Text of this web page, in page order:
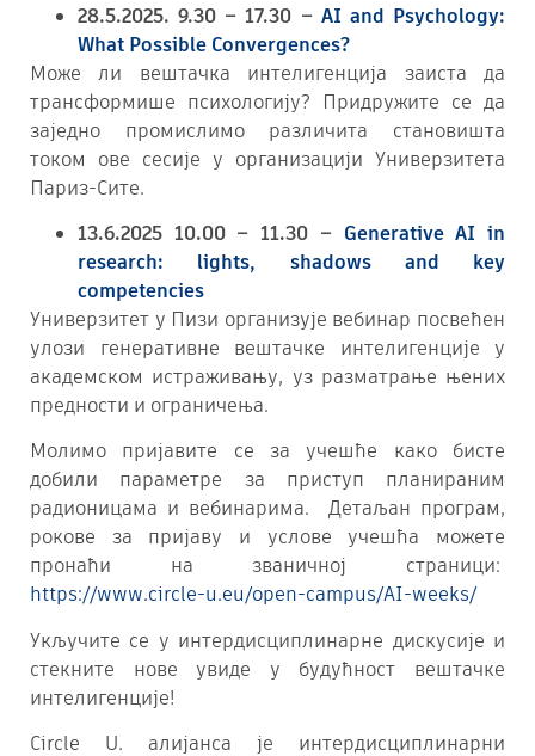
28.5.2025. 9.30 – 17.30 – AI and Psychology:
What Possible Convergences?
Може ли вештачка интелигенција заиста да
трансформише психологију? Придружите се да
заједно промислимо различита становишта
током ове сесије у организацији Универзитета
Париз-Сите.
13.6.2025 10.00 – 11.30 – Generative AI in
research: lights, shadows and key
competencies
Универзитет у Пизи организује вебинар посвећен
улози генеративне вештачке интелигенције у
академском истраживању, уз разматрање њених
предности и ограничења.
Молимо пријавите се за учешће како бисте
добили параметре за приступ планираним
радионицама и вебинарима. Детаљан програм,
рокове за пријаву и услове учешћа можете
пронаћи на званичној страници:
https://www.circle-u.eu/open-campus/AI-weeks/
Укључите се у интердисциплинарне дискусије и
стекните нове увиде у будућност вештачке
интелигенције!
Circle U. алијанса је интердисциплинарни